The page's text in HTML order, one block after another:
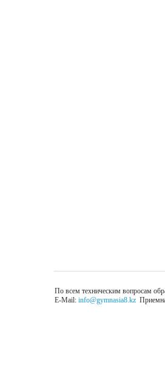
По всем техническим вопросам
E-Mail: info@gymnasia8.kz